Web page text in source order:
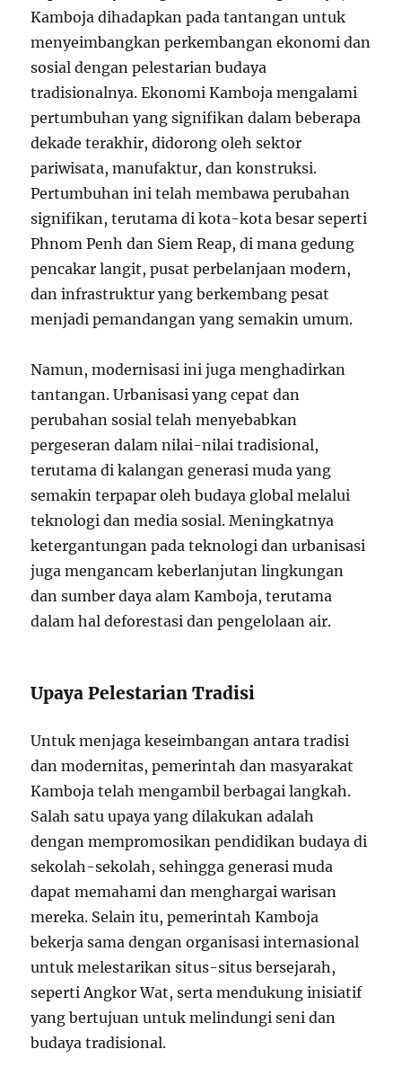
Kamboja dihadapkan pada tantangan untuk
menyeimbangkan perkembangan ekonomi dan
sosial dengan pelestarian budaya
tradisionalnya. Ekonomi Kamboja mengalami
pertumbuhan yang signifikan dalam beberapa
dekade terakhir, didorong oleh sektor
pariwisata, manufaktur, dan konstruksi.
Pertumbuhan ini telah membawa perubahan
signifikan, terutama di kota-kota besar seperti
Phnom Penh dan Siem Reap, di mana gedung
pencakar langit, pusat perbelanjaan modern,
dan infrastruktur yang berkembang pesat
menjadi pemandangan yang semakin umum.
Namun, modernisasi ini juga menghadirkan
tantangan. Urbanisasi yang cepat dan
perubahan sosial telah menyebabkan
pergeseran dalam nilai-nilai tradisional,
terutama di kalangan generasi muda yang
semakin terpapar oleh budaya global melalui
teknologi dan media sosial. Meningkatnya
ketergantungan pada teknologi dan urbanisasi
juga mengancam keberlanjutan lingkungan
dan sumber daya alam Kamboja, terutama
dalam hal deforestasi dan pengelolaan air.
Upaya Pelestarian Tradisi
Untuk menjaga keseimbangan antara tradisi
dan modernitas, pemerintah dan masyarakat
Kamboja telah mengambil berbagai langkah.
Salah satu upaya yang dilakukan adalah
dengan mempromosikan pendidikan budaya di
sekolah-sekolah, sehingga generasi muda
dapat memahami dan menghargai warisan
mereka. Selain itu, pemerintah Kamboja
bekerja sama dengan organisasi internasional
untuk melestarikan situs-situs bersejarah,
seperti Angkor Wat, serta mendukung inisiatif
yang bertujuan untuk melindungi seni dan
budaya tradisional.